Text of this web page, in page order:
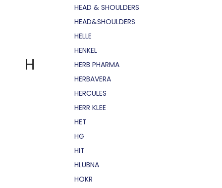
H
HEAD & SHOULDERS
HEAD&SHOULDERS
HELLE
HENKEL
HERB PHARMA
HERBAVERA
HERCULES
HERR KLEE
HET
HG
HIT
HLUBNA
HOKR